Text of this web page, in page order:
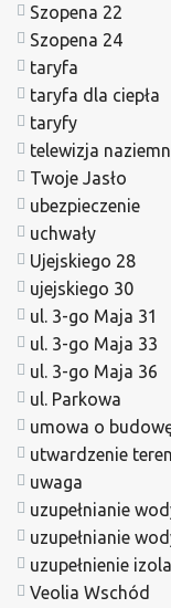
Szopena 22
Szopena 24
taryfa
taryfa dla ciepła
taryfy
telewizja
Twoje Jasło
ubezpieczenie
uchwały
Ujejskiego 28
ujejskiego 30
ul. 3-go Maja 31
ul. 3-go Maja 33
ul. 3-go Maja 36
ul. Parkowa
umowa o
utwardzenie
uwaga
uzupełnianie
uzupełnianie
uzupełnienie
Veolia Wschód